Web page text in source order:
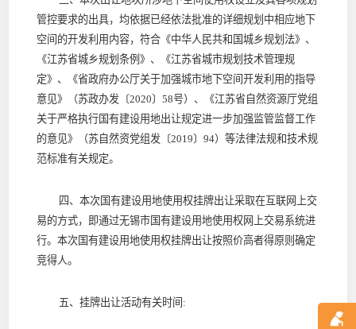
管控要求的出具，均依据已经依法批准的详细规划中相应地下
空间的开发利用内容， 符合《中华人民共和国城乡规划法》、
《江苏省城乡规划条例》、《江苏省城市规划技术管理规
定》、
《省政府办公厅关于加强城市地下空间开发利用的指导
意见》（苏政办发〔2020〕58号）、《江苏省自然资源厅党组
关于严格执行国有建设用地出让规定进一步加强监管监督工作
的意见》（苏自然资党组发〔2019〕94）等法律法规和技术规
范标准有关规定。
四、本次国有建设用地使用权挂牌出让采取在互联网上交
易的方式，即通过无锡市国有建设用地使用权网上交易系统进
行。本次国有建设用地使用权挂牌出让按照价高者得原则确定
竞得人。
五、挂牌出让活动有关时间 :